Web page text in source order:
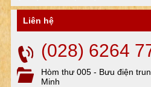
Liên hệ
(028) 6264
Hòm thư 005 - Bưu điện
Minh